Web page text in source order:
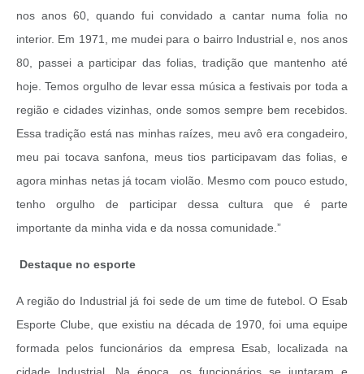
nos anos 60, quando fui convidado a cantar numa folia no
interior. Em 1971, me mudei para o bairro Industrial e, nos anos
80, passei a participar das folias, tradição que mantenho até
hoje. Temos orgulho de levar essa música a festivais por toda a
região e cidades vizinhas, onde somos sempre bem recebidos.
Essa tradição está nas minhas raízes, meu avô era congadeiro,
meu pai tocava sanfona, meus tios participavam das folias, e
agora minhas netas já tocam violão. Mesmo com pouco estudo,
tenho orgulho de participar dessa cultura que é parte
importante da minha vida e da nossa comunidade.”
Destaque no esporte
A região do Industrial já foi sede de um time de futebol. O Esab
Esporte Clube, que existiu na década de 1970, foi uma equipe
formada pelos funcionários da empresa Esab, localizada na